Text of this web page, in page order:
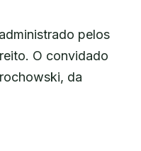
pelos
O convidado
da